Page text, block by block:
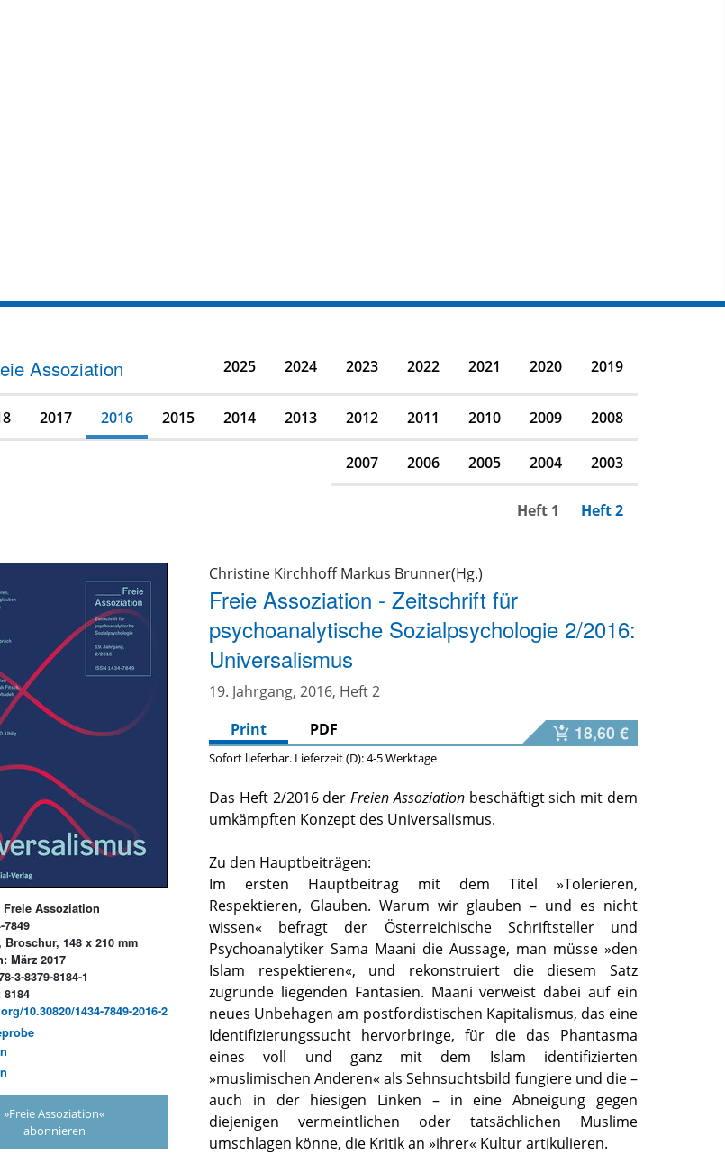
Assoziation 2025 2024 2023 2022 2021 2020 2019
2017 2016 2015 2014 2013 2012 2011 2010 2009 2008
2007 2006 2005 2004 2003
Heft 1 Heft 2
Assoziation
7849
Broschur, 148 x 210 mm
März 2017
3-8379-8184-1
8184
10.30820/1434-7849-2016-2
»Freie Assoziation«
abonnieren
Christine Kirchhoff Markus Brunner(Hg.)
Freie Assoziation - Zeitschrift für
psychoanalytische Sozialpsychologie 2/2016:
Universalismus
19. Jahrgang, 2016, Heft 2
Print
PDF 18,60 €
Sofort lieferbar. Lieferzeit (D): 4-5 Werktage
Das Heft 2/2016 derFreien Assoziationbeschäftigt sich mit dem
umkämpften Konzept des Universalismus.
Zu den Hauptbeiträgen:
Im ersten Hauptbeitrag mit dem Titel »Tolerieren,
Respektieren, Glauben. Warum wir glauben – und es nicht
wissen« befragt der Österreichische Schriftsteller und
Psychoanalytiker Sama Maani die Aussage, man müsse »den
Islam respektieren«, und rekonstruiert die diesem Satz
zugrunde liegenden Fantasien. Maani verweist dabei auf ein
neues Unbehagen am postfordistischen Kapitalismus, das eine
Identifizierungssucht hervorbringe, für die das Phantasma
eines voll und ganz mit dem Islam identifizierten
»muslimischen Anderen« als Sehnsuchtsbild fungiere und die –
auch in der hiesigen Linken – in eine Abneigung gegen
diejenigen vermeintlichen oder tatsächlichen Muslime
umschlagen könne, die Kritik an »ihrer« Kultur artikulieren.